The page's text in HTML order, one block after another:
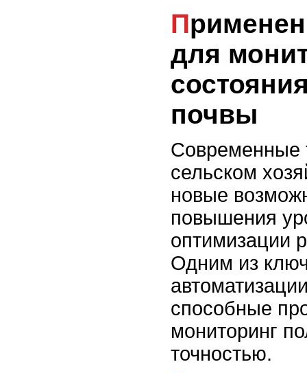
Применение дронов
для
почвы
Современные
сельском
новые
повышения
оптимизации
Одним из
способные
мониторинг
точностью.